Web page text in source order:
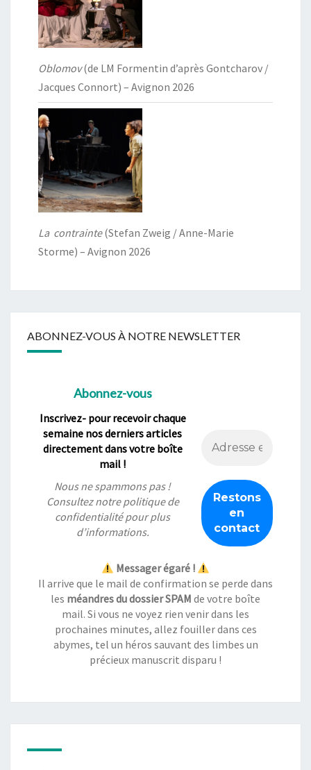
Oblomov(de LM Formentin d’après Gontcharov /
Jacques Connort) – Avignon 2026
La contrainte(Stefan Zweig / Anne-Marie
Storme) – Avignon 2026
ABONNEZ-VOUS À NOTRE NEWSLETTER
Abonnez-vous
Inscrivez- pour recevoir chaque
semaine nos derniers articles
directement dans votre boîte
mail !
Nous ne spammons pas !
Consultez notrepolitique de
confidentialitépour plus
d’informations.
Messager égaré !
Il arrive que le mail de confirmation se perde dans
les méandres du dossier SPAM de votre boîte
mail. Si vous ne voyez rien venir dans les
prochaines minutes, allez fouiller dans ces
abymes, tel un héros sauvant des limbes un
précieux manuscrit disparu !